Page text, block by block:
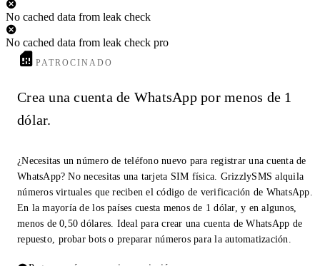
No cached data from leak check
No cached data from leak check pro
PATROCINADO
Crea una cuenta de WhatsApp por menos de 1
dólar.
¿Necesitas un número de teléfono nuevo para registrar una cuenta de
WhatsApp? No necesitas una tarjeta SIM física. GrizzlySMS alquila
números virtuales que reciben el código de verificación de WhatsApp.
En la mayoría de los países cuesta menos de 1 dólar, y en algunos,
menos de 0,50 dólares. Ideal para crear una cuenta de WhatsApp de
repuesto, probar bots o preparar números para la automatización.